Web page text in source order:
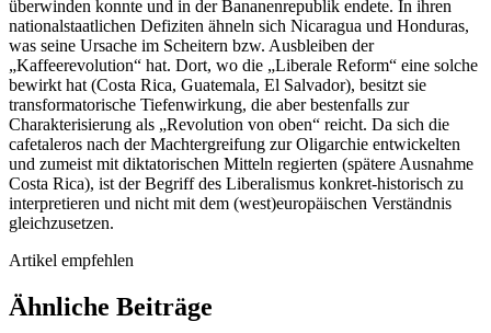
überwinden konnte und in der Bananenrepublik endete. In ihren
nationalstaatlichen Defiziten ähneln sich Nicaragua und Honduras,
was seine Ursache im Scheitern bzw. Ausbleiben der
„Kaffeerevolution“ hat. Dort, wo die „Liberale Reform“ eine solche
bewirkt hat (Costa Rica, Guatemala, El Salvador), besitzt sie
transformatorische Tiefenwirkung, die aber bestenfalls zur
Charakterisierung als „Revolution von oben“ reicht. Da sich die
cafetaleros nach der Machtergreifung zur Oligarchie entwickelten
und zumeist mit diktatorischen Mitteln regierten (spätere Ausnahme
Costa Rica), ist der Begriff des Liberalismus konkret-historisch zu
interpretieren und nicht mit dem (west)europäischen Verständnis
gleichzusetzen.
Artikel empfehlen
Ähnliche Beiträge